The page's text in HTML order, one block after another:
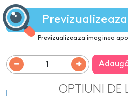
Previzualizeaza
Previzualizeaza imaginea
OPTIUNI DE